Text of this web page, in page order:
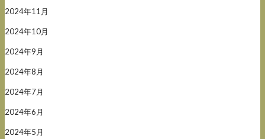
2024年11月
2024年10月
2024年9月
2024年8月
2024年7月
2024年6月
2024年5月